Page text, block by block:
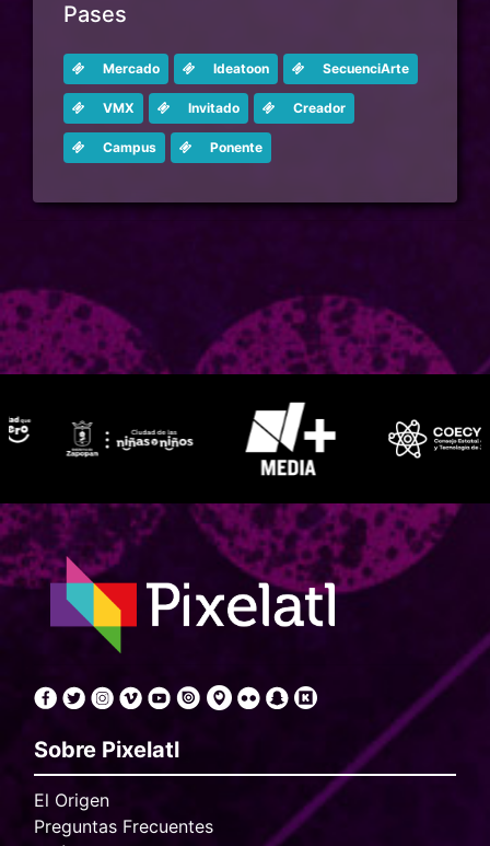
Pases
Mercado Ideatoon SecuenciArte
VMX Invitado Creador
Campus Ponente
Sobre Pixelatl
El Origen
Preguntas Frecuentes